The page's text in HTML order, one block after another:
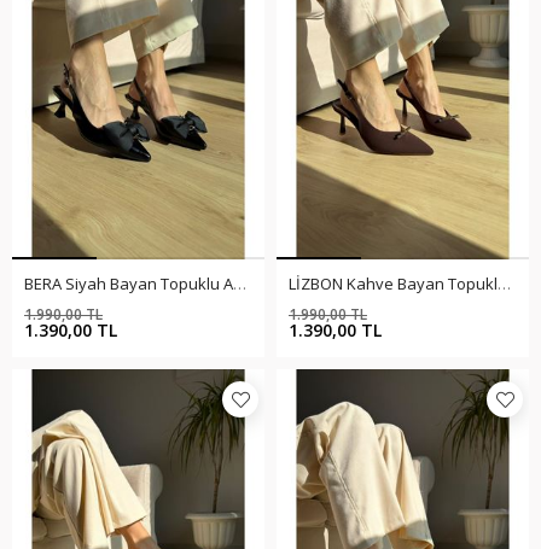
BERA Siyah Bayan Topuklu Ayakkabı
1.390,00 TL
1.990,00 TL
LİZBON Kahve Bayan Topuklu Ayakkabı
1.390,00 TL
1.990,00 TL